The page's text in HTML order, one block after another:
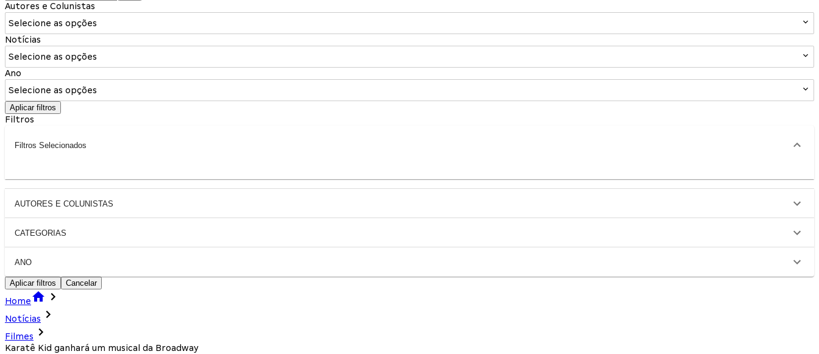
Autores e Colunistas
Selecione as opções
Notícias
Selecione as opções
Ano
Selecione as opções
Aplicar filtros
Filtros
Filtros Selecionados
AUTORES E COLUNISTAS
CATEGORIAS
ANO
Aplicar filtros Cancelar
Home
Notícias
Filmes
Karatê Kid ganhará um musical da Broadway